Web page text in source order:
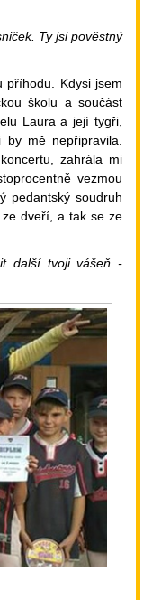
Ty jsi pověstný
Kdysi jsem
školu a součást
Laura a její tygři,
by mě nepřipravila.
zahrála mi
vezmou
pedantský soudruh
dveří, a tak se ze
další tvoji vášeň -